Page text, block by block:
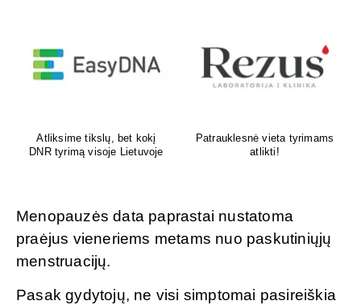
Venų ligų diagnostika,
lazerinis ir chirurginis
Psichoterapeutas
M.G.Maksimalietis
Menopauzės data paprastai nustatoma
praėjus vieneriems metams nuo paskutiniųjų
menstruacijų.
Pasak gydytojų, ne visi simptomai pasireiškia